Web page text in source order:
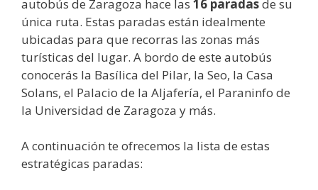
autobús de Zaragoza hace las 16 paradasde su
única ruta. Estas paradas están idealmente
ubicadas para que recorras las zonas más
turísticas del lugar. A bordo de este autobús
conocerás la Basílica del Pilar, la Seo, la Casa
Solans, el Palacio de la Aljafería, el Paraninfo de
la Universidad de Zaragoza y más.
A continuación te ofrecemos la lista de estas
estratégicas paradas: